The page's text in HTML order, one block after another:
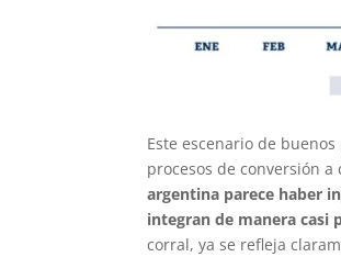
Este escenario de
procesos de conversión a
argentina parece haber
integran de manera casi
corral, ya se refleja